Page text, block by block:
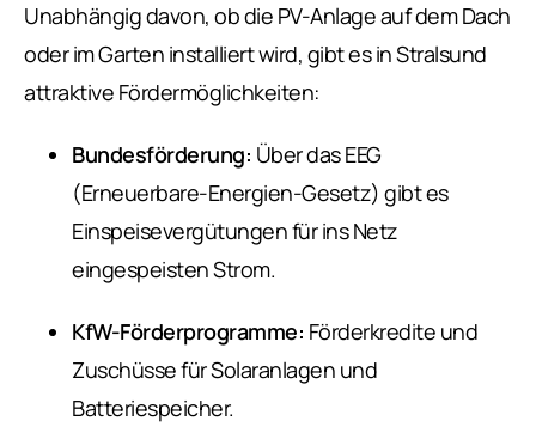
Unabhängig davon, ob die PV-Anlage auf dem Dach
oder im Garten installiert wird, gibt es in Stralsund
attraktive Fördermöglichkeiten:
Bundesförderung: Über das EEG
(Erneuerbare-Energien-Gesetz) gibt es
Einspeisevergütungen für ins Netz
eingespeisten Strom.
KfW-Förderprogramme: Förderkredite und
Zuschüsse für Solaranlagen und
Batteriespeicher.